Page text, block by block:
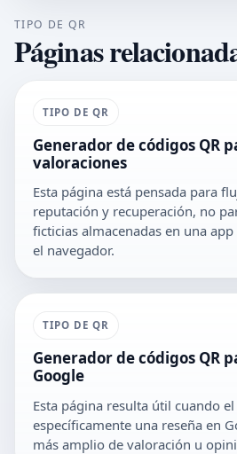
TIPO DE QR
Páginas
TIPO DE QR
Generador de códigos QR
valoraciones
Esta página está pensada para
reputación y recuperación, no
ficticias almacenadas en una
el navegador.
TIPO DE QR
Generador de códigos QR
Google
Esta página resulta útil cuando
específicamente una reseña en
más amplio de valoración u